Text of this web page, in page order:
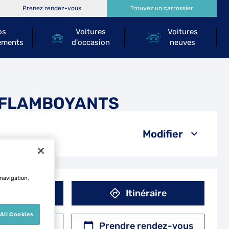
Voitures
d'occasion
Voitures
neuves
Prenez rendez-vous Trouvez un carrossier
Modifier
Itinéraire
un devis Prendre rendez-vous
Cookies